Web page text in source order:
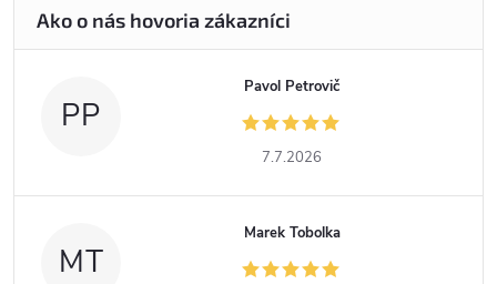
PP
Pavol Petrovič
7.7.2026
MT
Marek Tobolka